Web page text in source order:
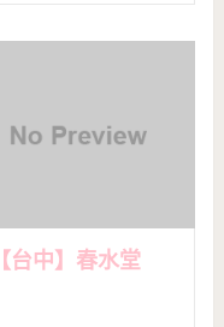
【台中】春水堂